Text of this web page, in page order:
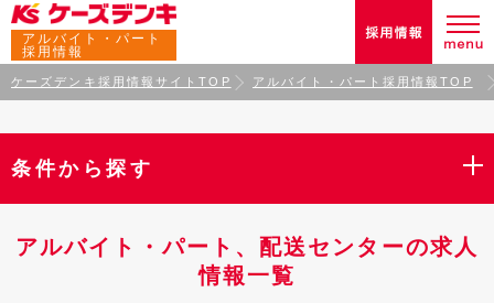
アルバイト・パート
採用情報
ケーズデンキ採用情報サイトTOP アルバイト・パート採用情報TOP
条件から探す
アルバイト・パート、配送センターの求人
情報一覧